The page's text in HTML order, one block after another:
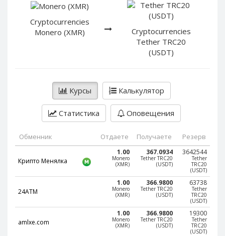
Cryptocurrencies
Monero (XMR)
Cryptocurrencies
Tether TRC20
(USDT)
Курсы Калькулятор
Статистика Оповещения
Обменник Отдаете Получаете Резерв
Крипто Менялка
1.00
Monero
(XMR)
367.0934
Tether TRC20
(USDT)
3642544
Tether
TRC20
(USDT)
24ATM
1.00
Monero
(XMR)
366.9800
Tether TRC20
(USDT)
63738
Tether
TRC20
(USDT)
amlxe.com
1.00
Monero
(XMR)
366.9800
Tether TRC20
(USDT)
19300
Tether
TRC20
(USDT)
PayPal DKK
PayPal HKD
PayPal PLN
PayPal SGD
PayPal SEK
PayPal MYR
Webmoney WMZ
Webmoney WME
PayPal DKK
PayPal JPY
PayPal NZD
PayPal PLN
PayPal SGD
PayPal SEK
PayPal MYR
Webmoney WMZ
Webmoney WME
Webmoney WMK